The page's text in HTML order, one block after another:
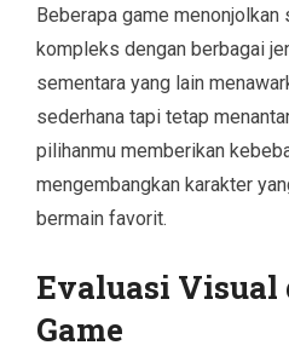
Beberapa game
kompleks dengan berbagai
sementara yang lain
sederhana tapi tetap
pilihanmu memberikan
mengembangkan karakter
bermain favorit.
Evaluasi Visual
Game